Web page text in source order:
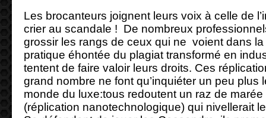
Les brocanteurs joignent leurs voix à celle de
crier au scandale ! De nombreux
grossir les rangs de ceux qui ne voient dans la
pratique éhontée du plagiat transformé en
tentent de faire valoir leurs droits. Ces
grand nombre ne font qu’inquiéter un peu plus
monde du luxe:tous redoutent un raz de marée
(réplication nanotechnologique) qui nivellerait